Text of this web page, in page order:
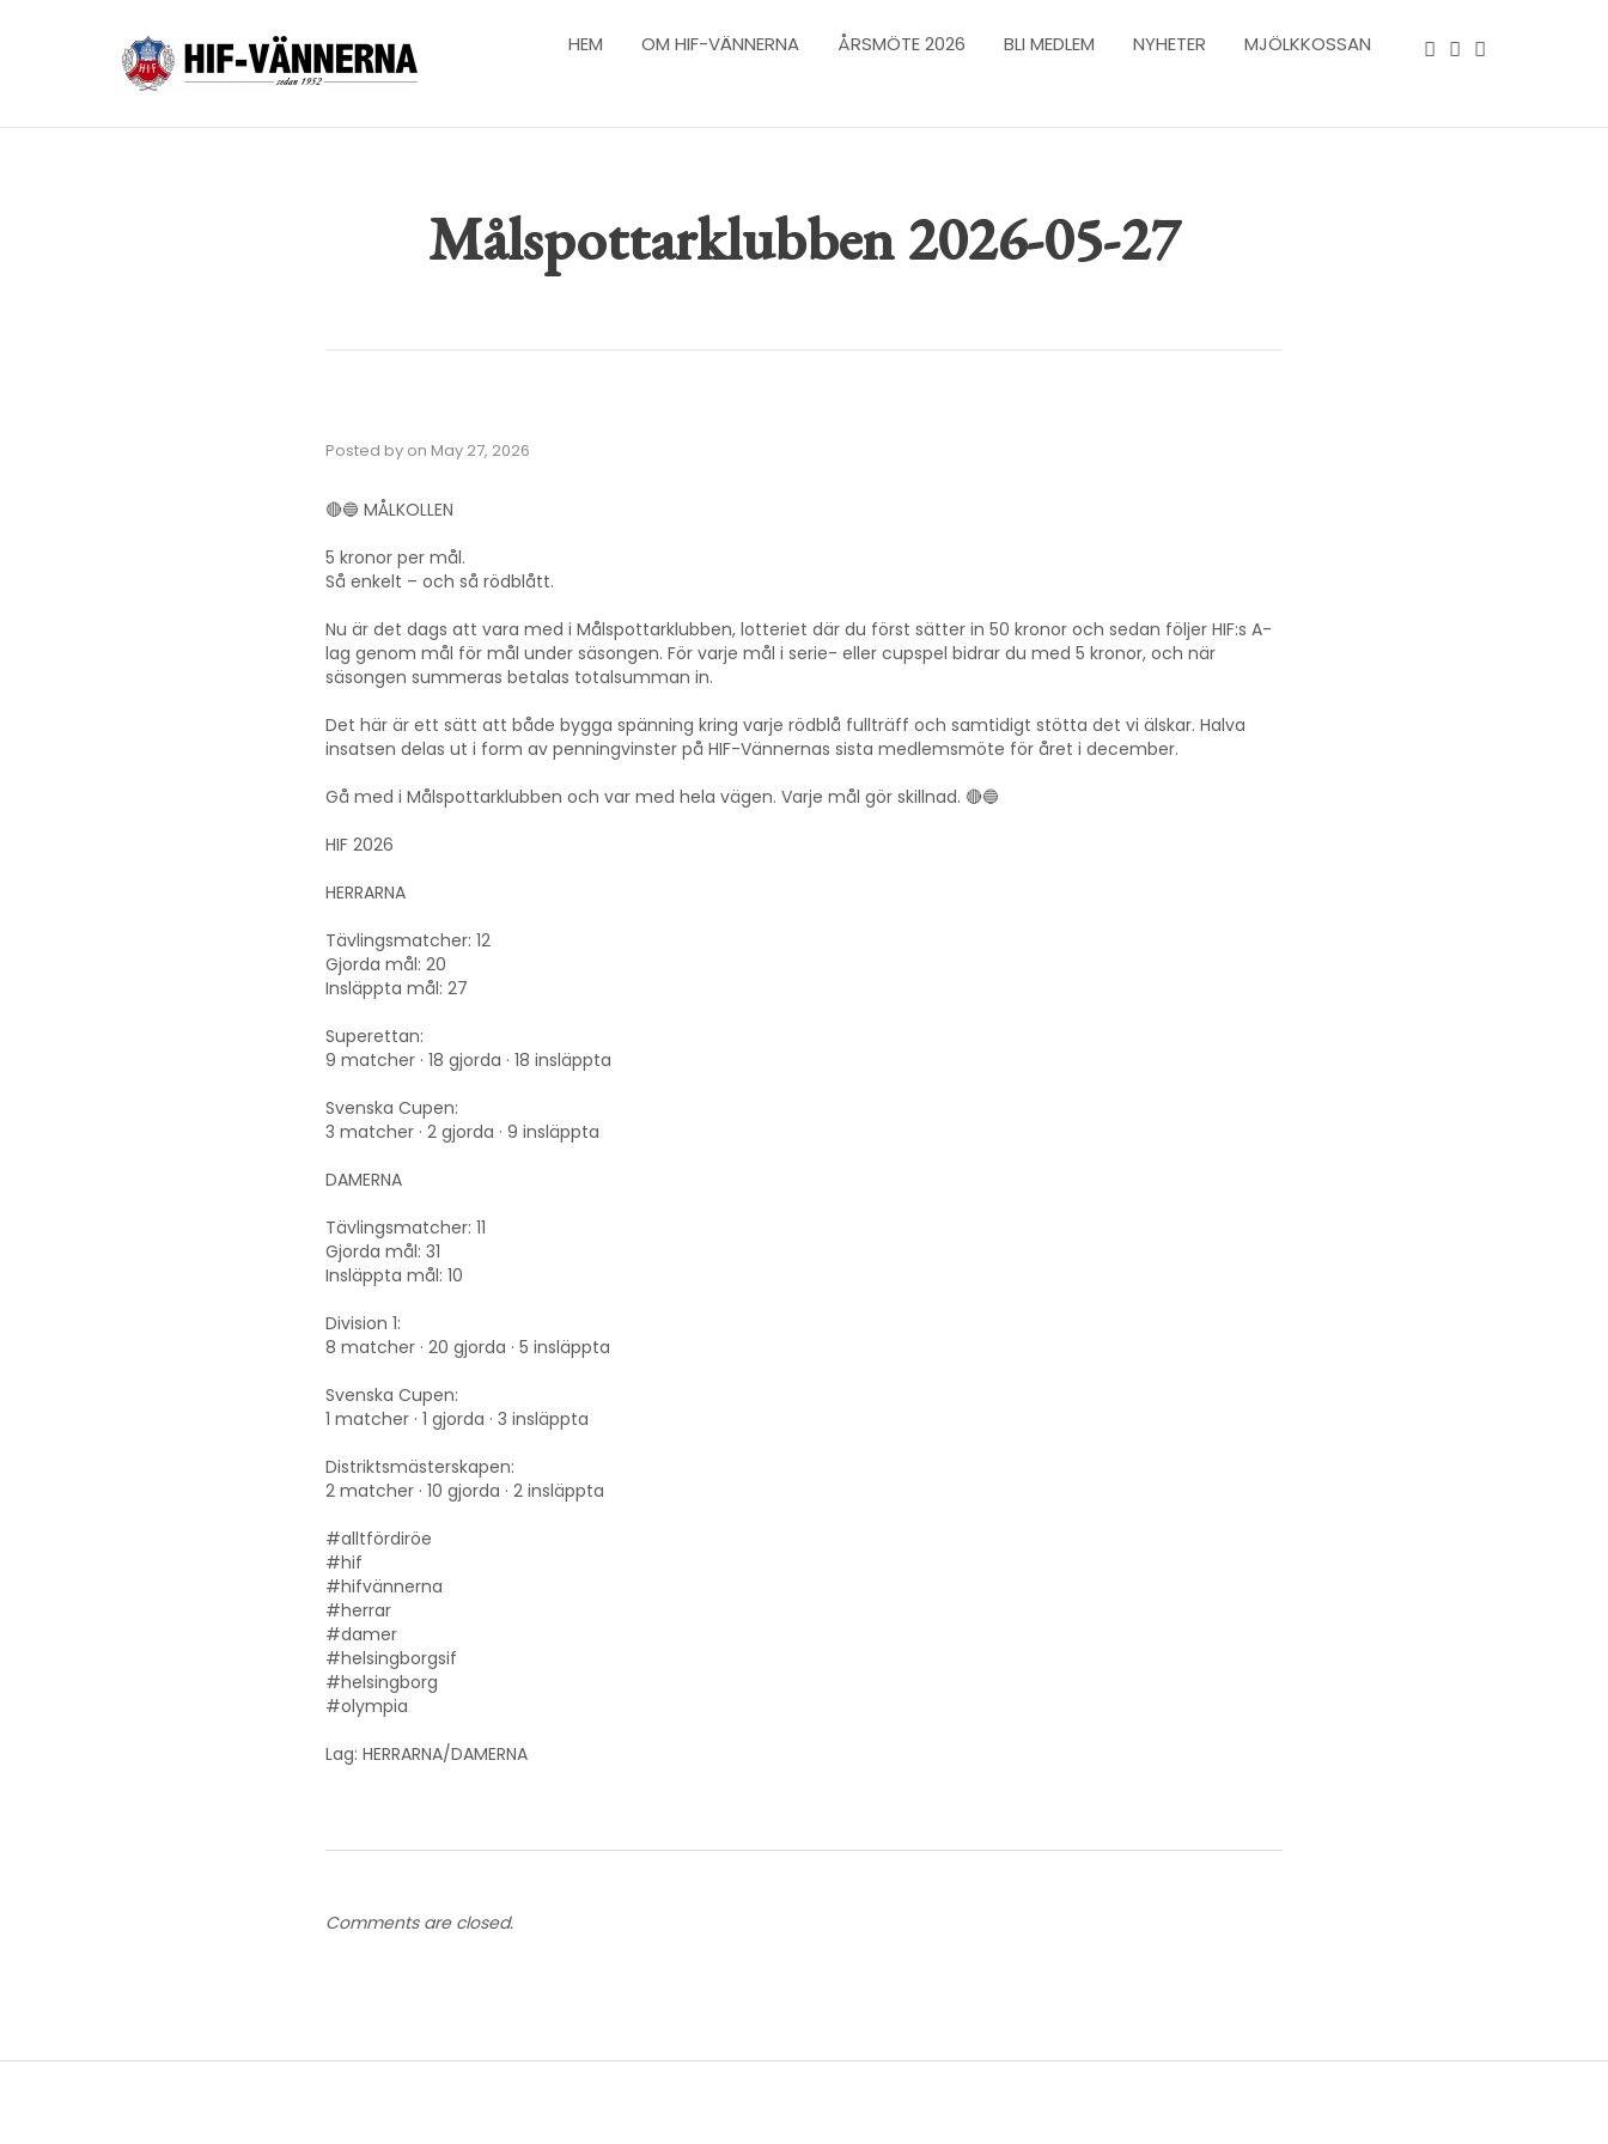
HEM OM HIF-VÄNNERNA ÅRSMÖTE 2026 BLI MEDLEM NYHETER MJÖLKKOSSAN
Målspottarklubben 2026-05-27
Posted by on May 27, 2026
🔴🔵 MÅLKOLLEN
5 kronor per mål.
Så enkelt – och så rödblått.
Nu är det dags att vara med i Målspottarklubben, lotteriet där du först sätter in 50 kronor och sedan följer HIF:s A-
lag genom mål för mål under säsongen. För varje mål i serie- eller cupspel bidrar du med 5 kronor, och när
säsongen summeras betalas totalsumman in.
Det här är ett sätt att både bygga spänning kring varje rödblå fullträff och samtidigt stötta det vi älskar. Halva
insatsen delas ut i form av penningvinster på HIF-Vännernas sista medlemsmöte för året i december.
Gå med i Målspottarklubben och var med hela vägen. Varje mål gör skillnad. 🔴🔵
HIF 2026
HERRARNA
Tävlingsmatcher: 12
Gjorda mål: 20
Insläppta mål: 27
Superettan:
9 matcher · 18 gjorda · 18 insläppta
Svenska Cupen:
3 matcher · 2 gjorda · 9 insläppta
DAMERNA
Tävlingsmatcher: 11
Gjorda mål: 31
Insläppta mål: 10
Division 1:
8 matcher · 20 gjorda · 5 insläppta
Svenska Cupen:
1 matcher · 1 gjorda · 3 insläppta
Distriktsmästerskapen:
2 matcher · 10 gjorda · 2 insläppta
#alltfördiröe
#hif
#hifvännerna
#herrar
#damer
#helsingborgsif
#helsingborg
#olympia
Lag: HERRARNA/DAMERNA
Comments are closed.